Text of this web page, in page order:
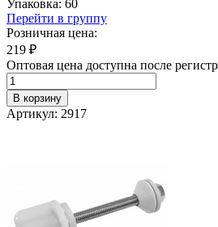
Упаковка: 60
Перейти в группу
Розничная цена:
219 ₽
Оптовая цена доступна после
В корзину
Артикул: 2917